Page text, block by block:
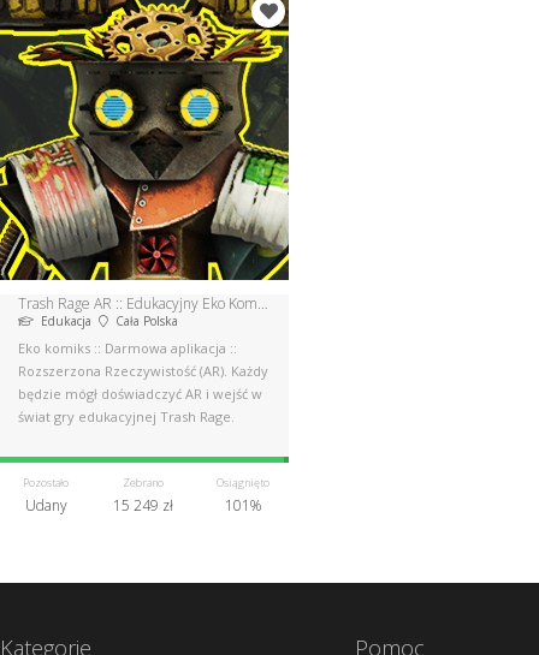
Trash Rage AR :: Edukacyjny Eko Komiks
Edukacja Cała Polska
Eko komiks :: Darmowa aplikacja ::
Rozszerzona Rzeczywistość (AR). Każdy
będzie mógł doświadczyć AR i wejść w
świat gry edukacyjnej Trash Rage.
Pozostało
Udany
Zebrano
15 249 zł
Osiągnięto
101%
Kategorie Pomoc